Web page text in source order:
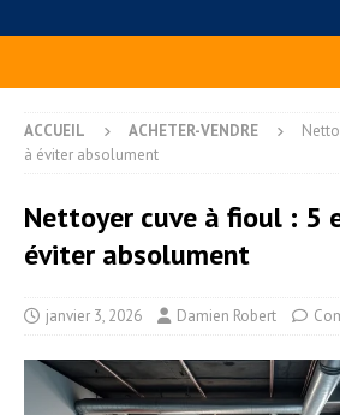
ACCUEIL ACHETER-VENDRE
à éviter absolument
Nettoyer cuve à fioul : 5
éviter absolument
janvier 3, 2026 Damien Robert